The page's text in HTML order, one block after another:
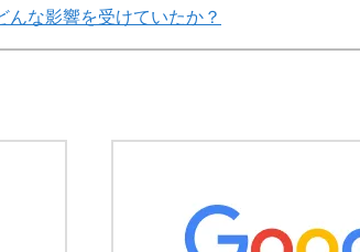
んな影響を受けていたか？